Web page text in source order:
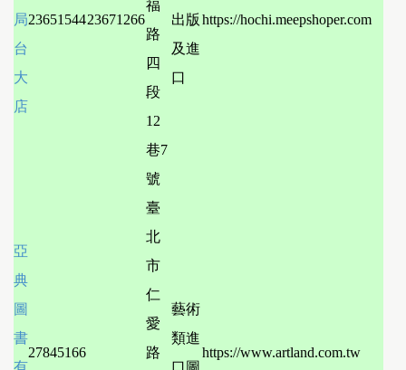
局
台
大
店
2365154423671266
福
路
四
段
12
巷7
號
出版
及進
口
https://hochi.meepshoper.com
亞
典
圖
書
有
27845166
臺
北
市
仁
愛
路
藝術
類進
口圖
https://www.artland.com.tw